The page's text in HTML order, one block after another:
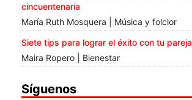
cincuentenaria
María Ruth Mosquera | Música y folclor
Siete tips para lograr el éxito con tu pareja
Maira Ropero | Bienestar
Síguenos